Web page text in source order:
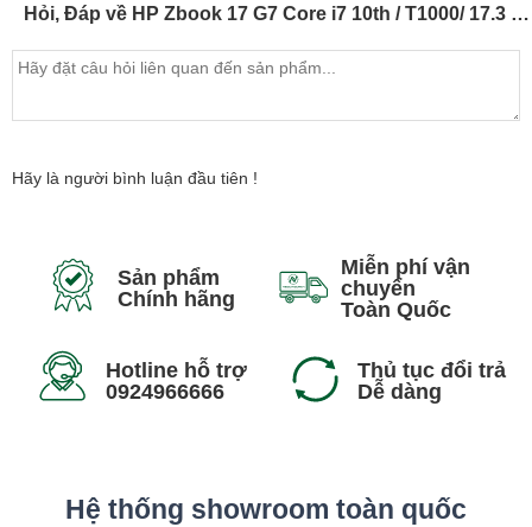
Trải nghiệm màn hình sắc nét, sống động
chuyên nghiệp, HP trang bị cho ZBook Fury 17 G7 màn hình
Fury G7 sử dụng tấm nền IPS chống chói, cho khả năng tái
tạo màu tốt hơn và góc nhìn rộng hơn. Cỗ máy trạm này còn
trang bị màn hình DreamColor độc quyền của HP, cho độ
phủ màu đạt 100% DCI-P3 và độ sáng 600 nits mang lại
hình ảnh sống động, sắc nét nhất.
Hỏi, Đáp về HP Zbook 17 G7 Core i7 10th / T1000/ 17.3 inch (Model 2020)
Hãy là người bình luận đầu tiên !
Sản phẩm
Chính hãng
Miễn phí vận
chuyển
Toàn Quốc
Hotline hỗ trợ
0924966666
Thủ tục đổi trả
Dễ dàng
Hệ thống showroom toàn quốc